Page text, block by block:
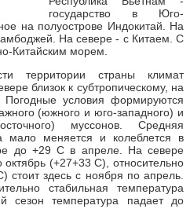
государство в Юго-
на полуострове Индокитай. На
На севере - с Китаем. С
Китайским морем.
территории страны климат
близок к субтропическому, на
Погодные условия формируются
(южного и юго-западного) и
муссонов. Средняя
мало меняется и колеблется в
до +29 С в апреле. На севере
(+27+33 С), относительно
стоит здесь с ноября по апрель.
стабильная температура
сезон температура падает до